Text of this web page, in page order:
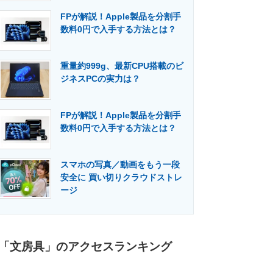
FPが解説！Apple製品を分割手
数料0円で入手する方法とは？
重量約999g、最新CPU搭載のビ
ジネスPCの実力は？
FPが解説！Apple製品を分割手
数料0円で入手する方法とは？
スマホの写真／動画をもう一段
安全に 買い切りクラウドストレ
ージ
文房具」のアクセスランキング